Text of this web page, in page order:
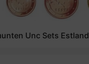
Unc Sets Estland